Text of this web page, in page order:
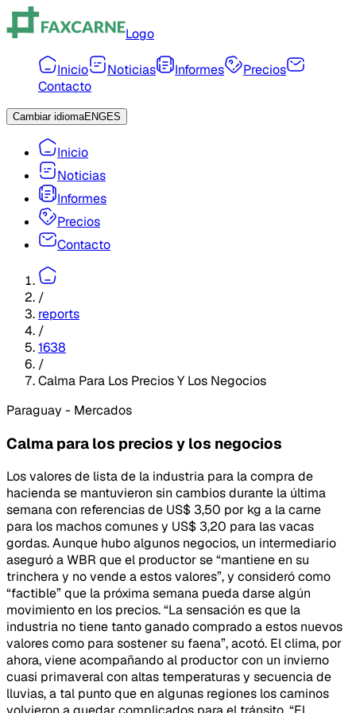
Logo
Inicio Noticias Informes
Precios
Contacto
Cambiar idiomaENGES
Inicio
Noticias
Informes
Precios
Contacto
/
reports
/
1638
/
Calma Para Los Precios Y Los Negocios
Paraguay - Mercados
Calma para los precios y los negocios
Los valores de lista de la industria para la compra de
hacienda se mantuvieron sin cambios durante la última
semana con referencias de US$ 3,50 por kg a la carne
para los machos comunes y US$ 3,20 para las vacas
gordas. Aunque hubo algunos negocios, un intermediario
aseguró a WBR que el productor se “mantiene en su
trinchera y no vende a estos valores”, y consideró como
“factible” que la próxima semana pueda darse algún
movimiento en los precios. “La sensación es que la
industria no tiene tanto ganado comprado a estos nuevos
valores como para sostener su faena”, acotó. El clima, por
ahora, viene acompañando al productor con un invierno
cuasi primaveral con altas temperaturas y secuencia de
lluvias, a tal punto que en algunas regiones los caminos